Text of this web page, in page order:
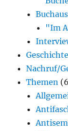
"Im
Geschichte
Nachruf/
Themen